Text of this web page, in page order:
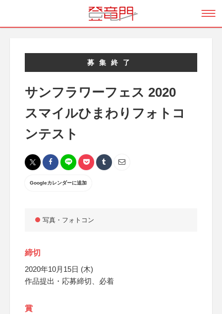
募集終了
サンフラワーフェス 2020
スマイルひまわりフォトコ
ンテスト
Googleカレンダーに追加
写真・フォトコン
締切
2020年10月15日 (木)
作品提出・応募締切、必着
賞